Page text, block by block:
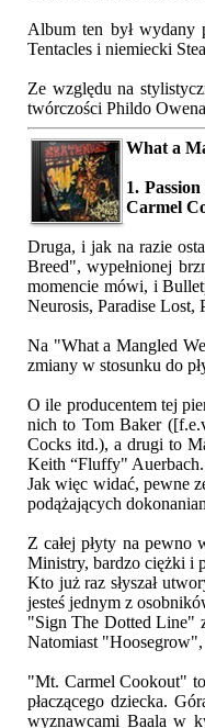
Album ten był wydany
Tentacles i niemiecki
Ze względu na
twórczości Phildo
What a
1.
Carmel
Druga, i jak na razie
Breed", wypełnionej
momencie mówi, i
Neurosis, Paradise Lost,
Na "What a Mangled
zmiany w stosunku do
O ile producentem tej
nich to Tom Baker
Cocks itd.), a drugi to
Keith “Fluffy" Auerbach.
Jak więc widać, pewne
podążających
Z całej płyty na pewno
Ministry, bardzo ciężki i
Kto już raz słyszał
jesteś jednym z
"Sign The Dotted Line"
Natomiast "Hoosegrow",
"Mt. Carmel Cookout"
płaczącego dziecka.
wyznawcami Baala w